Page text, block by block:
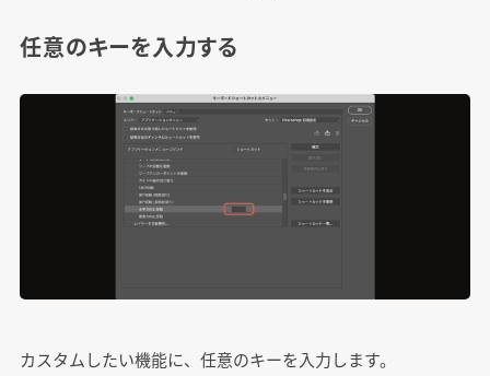
任意のキーを入力する
カスタムしたい機能に、任意のキーを入力します。